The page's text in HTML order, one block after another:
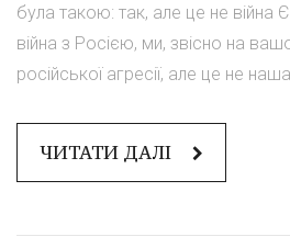
була такою: так, але це не
війна з Росією, ми, звісно на
російської агресії, але це не
ЧИТАТИ ДАЛІ